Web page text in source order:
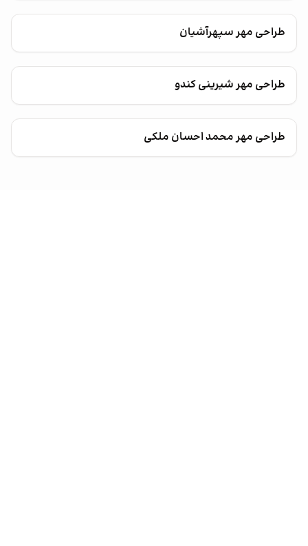
طراحی مهر سپهرآشیان
طراحی مهر شیرینی کندو
طراحی مهر محمد احسان ملکی